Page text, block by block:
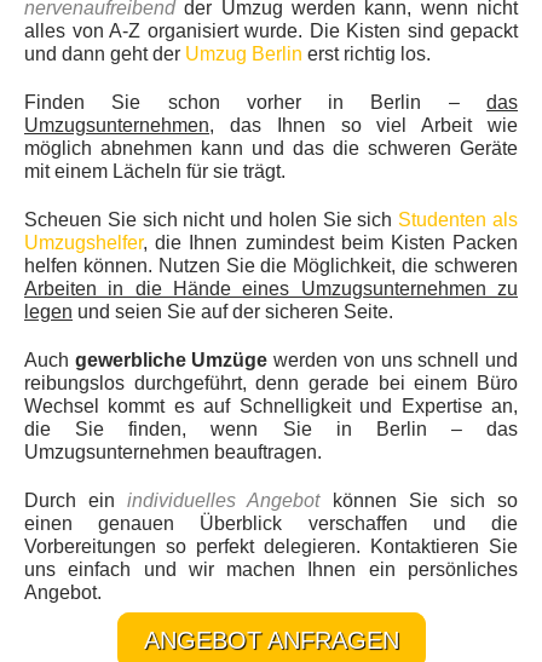
nervenaufreibendder Umzug werden kann, wenn nicht
alles von A-Z organisiert wurde. Die Kisten sind gepackt
und dann geht der Umzug Berlin erst richtig los.
Finden Sie schon vorher in Berlin – das
Umzugsunternehmen, das Ihnen so viel Arbeit wie
möglich abnehmen kann und das die schweren Geräte
mit einem Lächeln für sie trägt.
Scheuen Sie sich nicht und holen Sie sich Studenten als
Umzugshelfer, die Ihnen zumindest beim Kisten Packen
helfen können. Nutzen Sie die Möglichkeit, die schweren
Arbeiten in die Hände eines Umzugsunternehmen zu
legen und seien Sie auf der sicheren Seite.
Auch gewerbliche Umzüge werden von uns schnell und
reibungslos durchgeführt, denn gerade bei einem Büro
Wechsel kommt es auf Schnelligkeit und Expertise an,
die Sie finden, wenn Sie in Berlin – das
Umzugsunternehmen beauftragen.
Durch einindividuelles Angebotkönnen Sie sich so
einen genauen Überblick verschaffen und die
Vorbereitungen so perfekt delegieren. Kontaktieren Sie
uns einfach und wir machen Ihnen ein persönliches
Angebot.
ANGEBOT ANFRAGEN